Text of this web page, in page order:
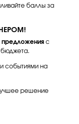
баллы за
предложения с
событиями на
решение